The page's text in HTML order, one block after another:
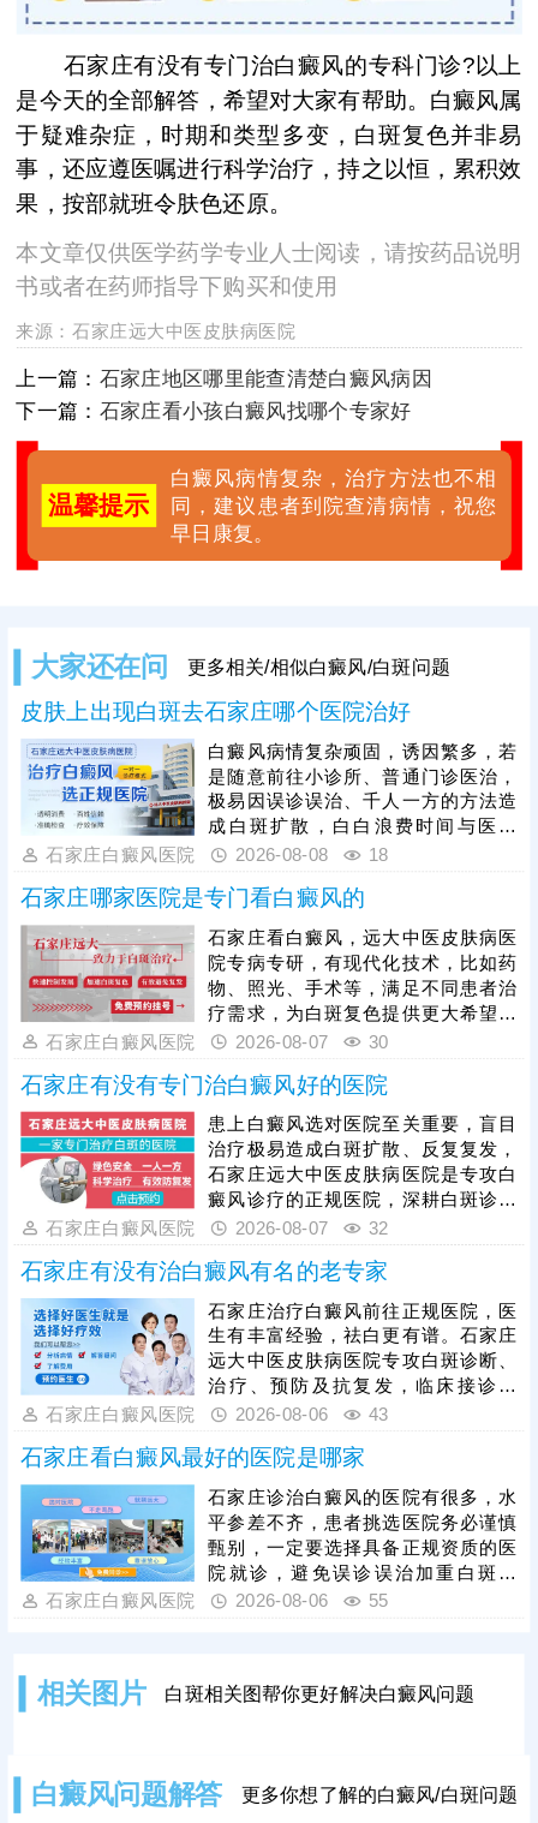
石家庄有没有专门治白癜风的专科门诊?以上
是今天的全部解答，希望对大家有帮助。白癜风属
于疑难杂症，时期和类型多变，白斑复色并非易
事，还应遵医嘱进行科学治疗，持之以恒，累积效
果，按部就班令肤色还原。
本文章仅供医学药学专业人士阅读，请按药品说明
书或者在药师指导下购买和使用
来源：石家庄远大中医皮肤病医院
上一篇： 石家庄地区哪里能查清楚白癜风病因
下一篇： 石家庄看小孩白癜风找哪个专家好
温馨提示
白癜风病情复杂，治疗方法也不相
同，建议患者到院查清病情，祝您
早日康复。
大家还在问 更多相关/相似白癜风/白斑问题
皮肤上出现白斑去石家庄哪个医院治好
白癜风病情复杂顽固，诱因繁多，若
是随意前往小诊所、普通门诊医治，
极易因误诊误治、千人一方的方法造
成白斑扩散，白白浪费时间与医药
费，确诊白斑一定要选择正规医院诊
年，专注白癜风专项治疗，坚持先查
后治原则，依托伍德灯、三维皮肤ct
等科学设备准确检测，查清黑色素脱
失程度、白斑分期与发病诱因，再结
合患者年龄、白斑位置、体质等制定
诊疗方案，规避盲目治疗，少走治疗
弯路。
石家庄白癜风医院 2026-08-08 18
石家庄哪家医院是专门看白癜风的
石家庄看白癜风，远大中医皮肤病医
院专病专研，有现代化技术，比如药
物、照光、手术等，满足不同患者治
疗需求，为白斑复色提供更大希望。
医院治白癜风主张一人一方，个性化
原。另外，医院治白癜风重视抗复发
治疗，通过巩固治疗、中医调理、定
期复查降低白斑反复发作的风险。
石家庄白癜风医院 2026-08-07 30
石家庄有没有专门治白癜风好的医院
患上白癜风选对医院至关重要，盲目
治疗极易造成白斑扩散、反复复发，
石家庄远大中医皮肤病医院是专攻白
癜风诊疗的正规医院，深耕白斑诊疗
多年，始终坚守专病专治原则，院内
医师团队长期专注白癜风临床诊疗，
具备丰富实战经验，先通过伍德灯、
三维皮肤ct全面筛查病因，结合患者
白斑位置、发展时期、体质差异一人
一方对症施治，严格分期、分型制定
专属方案，医院主打中西医结合诊疗
模式，内外协同实现高效祛白，降低
复发概率。
石家庄白癜风医院 2026-08-07 32
石家庄有没有治白癜风有名的老专家
石家庄治疗白癜风前往正规医院，医
生有丰富经验，祛白更有谱。石家庄
远大中医皮肤病医院专攻白斑诊断、
治疗、预防及抗复发，临床接诊量
大，分设不同科室，能治不同部位、
一方，临床祛白效果得到验证。医生
治白癜风注重中医调理，为白斑分
型，辨证论治，由内而外疏通经络，
为黑色素细胞修复、再生创造良好的
条件。另外，白癜风治好后重视抗复
发，通过巩固治疗、定期复查、护理
保健等措施，降低白斑反复发作的几
石家庄白癜风医院 2026-08-06 43
石家庄看白癜风最好的医院是哪家
石家庄诊治白癜风的医院有很多，水
平参差不齐，患者挑选医院务必谨慎
甄别，一定要选择具备正规资质的医
院就诊，避免误诊误治加重白斑病
情。石家庄远大深耕白癜风专项诊疗
疗模式，内外同步修复黑色素，祛白
石家庄白癜风医院 2026-08-06 55
相关图片 白斑相关图帮你更好解决白癜风问题
白癜风问题解答 更多你想了解的白癜风/白斑问题